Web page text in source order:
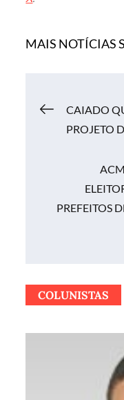
MAIS NOTÍCIAS
Post
CAIADO
PROJETO
PREFEITOS
COLUNISTAS